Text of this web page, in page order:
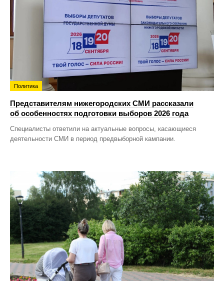
Политика
Представителям нижегородских СМИ рассказали
об особенностях подготовки выборов 2026 года
Специалисты ответили на актуальные вопросы, касающиеся
деятельности СМИ в период предвыборной кампании.